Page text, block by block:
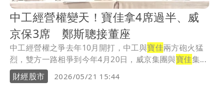
中工經營權變天！寶佳拿4席過半、威
京保3席 鄭斯聰接董座
中工經營權之爭去年10月開打，中工與寶佳兩方砲火猛
烈，雙方一路相爭到今年4月20日，威京集團與寶佳集...
財經股市
2026/05/21 15:44